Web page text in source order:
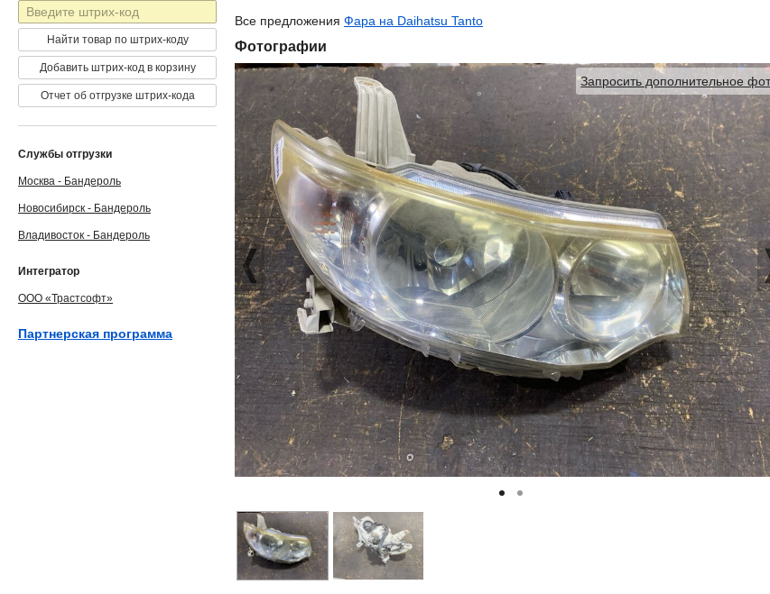
Все предложения Фара на Daihatsu Tanto
Фотографии
Запросить дополнительное
Штрих-
код
Найти товар по штрих-коду
Добавить штрих-код в корзину
Отчет об отгрузке штрих-кода
Службы отгрузки
Москва - Бандероль
Новосибирск - Бандероль
Владивосток - Бандероль
Интегратор
ООО «Трастсофт»
Партнерская программа